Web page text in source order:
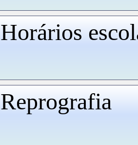
Horários
Reprografia